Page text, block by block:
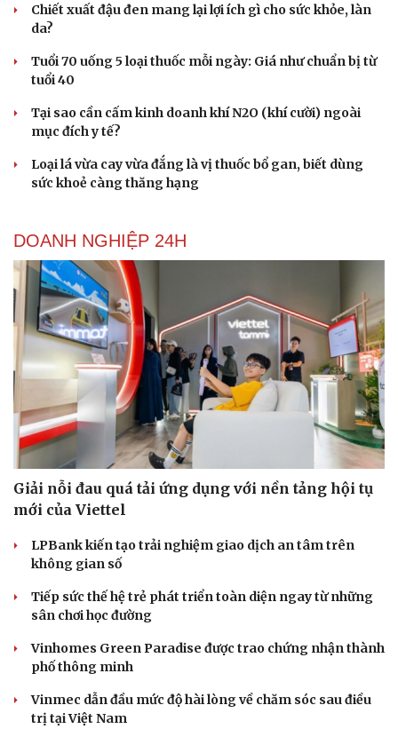
Kể chuyện cho bé
Chiết xuất đậu đen mang lại lợi ích gì cho sức khỏe, làn
da?
Tuổi 70 uống 5 loại thuốc mỗi ngày: Giá như chuẩn bị từ
tuổi 40
Tại sao cần cấm kinh doanh khí N2O (khí cười) ngoài
mục đích y tế?
Loại lá vừa cay vừa đắng là vị thuốc bổ gan, biết dùng
sức khoẻ càng thăng hạng
DOANH NGHIỆP 24H
Giải nỗi đau quá tải ứng dụng với nền tảng hội tụ
mới của Viettel
LPBank kiến tạo trải nghiệm giao dịch an tâm trên
không gian số
Tiếp sức thế hệ trẻ phát triển toàn diện ngay từ những
sân chơi học đường
Vinhomes Green Paradise được trao chứng nhận thành
phố thông minh
Vinmec dẫn đầu mức độ hài lòng về chăm sóc sau điều
trị tại Việt Nam